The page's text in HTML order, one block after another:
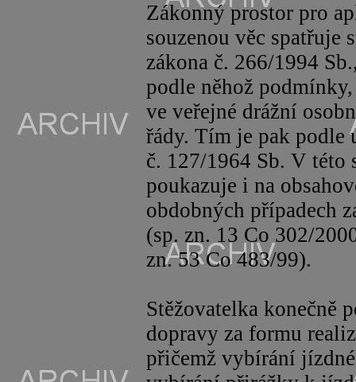
Zákonný prostor pro
souzenou věc spatřuje
zákona č. 266/1994
podle něhož
ve veřejné drážní
řády. Tím je pak podle
č. 127/1964 Sb. V této
poukazuje i na
obdobných případech
(sp. zn. 13 Co 302/
zn. 53 Co 483/99).
Stěžovatelka konečně
dopravy za formu
přičemž vybírání